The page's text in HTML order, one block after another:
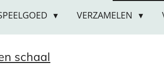
VERZAMELEN
schaal